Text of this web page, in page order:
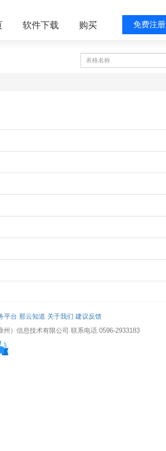
免费注册
软件下载 购买
平台 那云知道 关于我们 建议反馈
州）信息技术有限公司 联系电话:0596-2933183